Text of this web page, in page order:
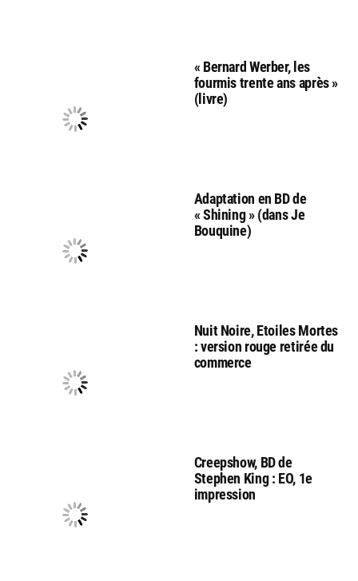
« Bernard Werber, les
fourmis trente ans après »
(livre)
Adaptation en BD de
« Shining » (dans Je
Bouquine)
Nuit Noire, Etoiles Mortes
: version rouge retirée du
commerce
Creepshow, BD de
Stephen King : EO, 1e
impression